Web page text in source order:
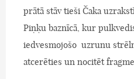
prātā stāv tieši Čaka
Piņķu baznīcā, kur
iedvesmojošo uzrunu
atcerēties un nocitēt